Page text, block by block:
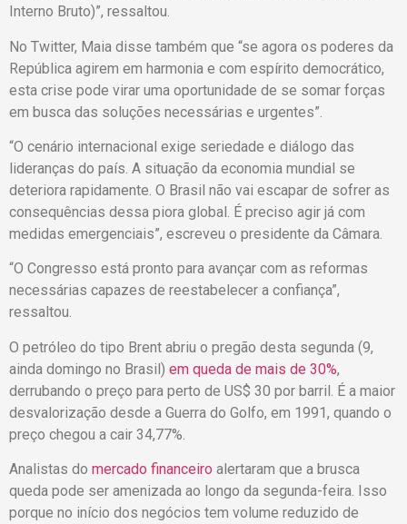
Interno Bruto)”, ressaltou.
No Twitter, Maia disse também que “se agora os poderes da
República agirem em harmonia e com espírito democrático,
esta crise pode virar uma oportunidade de se somar forças
em busca das soluções necessárias e urgentes”.
“O cenário internacional exige seriedade e diálogo das
lideranças do país. A situação da economia mundial se
deteriora rapidamente. O Brasil não vai escapar de sofrer as
consequências dessa piora global. É preciso agir já com
medidas emergenciais”, escreveu o presidente da Câmara.
“O Congresso está pronto para avançar com as reformas
necessárias capazes de reestabelecer a confiança”,
ressaltou.
O petróleo do tipo Brent abriu o pregão desta segunda (9,
ainda domingo no Brasil) em queda de mais de 30%,
derrubando o preço para perto de US$ 30 por barril. É a maior
desvalorização desde a Guerra do Golfo, em 1991, quando o
preço chegou a cair 34,77%.
Analistas do mercado financeiro alertaram que a brusca
queda pode ser amenizada ao longo da segunda-feira. Isso
porque no início dos negócios tem volume reduzido de